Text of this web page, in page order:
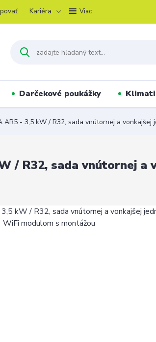
Kariéra Viac
Darčekové poukážky
AR5 - 3,5 kW / R32, sada vnútornej a vonkajšej
/ R32, sada vnútornej